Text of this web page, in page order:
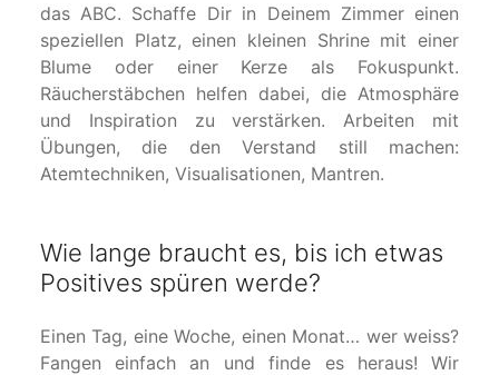
das ABC. Schaffe Dir in Deinem Zimmer einen
speziellen Platz, einen kleinen Shrine mit einer
Blume oder einer Kerze als Fokuspunkt.
Räucherstäbchen helfen dabei, die Atmosphäre
und Inspiration zu verstärken. Arbeiten mit
Übungen, die den Verstand still machen:
Atemtechniken, Visualisationen, Mantren.
Wie lange braucht es, bis ich etwas
Positives spüren werde?
Einen Tag, eine Woche, einen Monat… wer weiss?
Fangen einfach an und finde es heraus! Wir